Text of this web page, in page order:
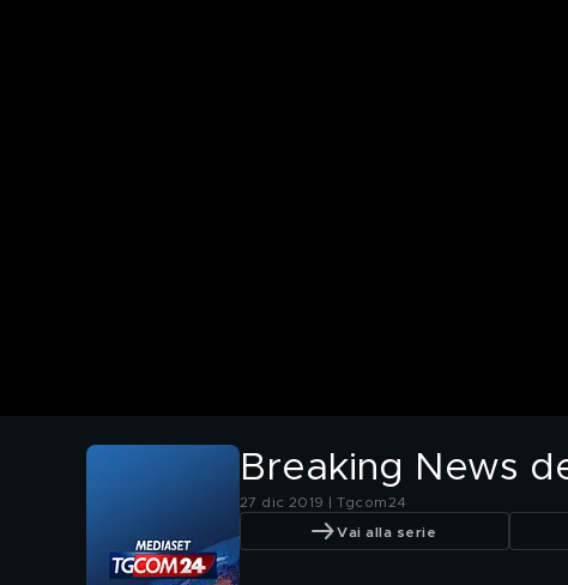
Breaking News
27 dic 2019 | Tgcom24
Vai alla serie